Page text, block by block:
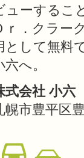
ューするこ
ｒ．クラー
として無料
六へ。
式会社 小六
幌市豊平区